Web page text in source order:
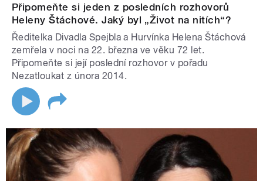
Připomeňte si jeden z posledních rozhovorů
Heleny Štáchové. Jaký byl „Život na nitích“?
Ředitelka Divadla Spejbla a Hurvínka Helena Štáchová
zemřela v noci na 22. března ve věku 72 let.
Připomeňte si její poslední rozhovor v pořadu
Nezatloukat z února 2014.